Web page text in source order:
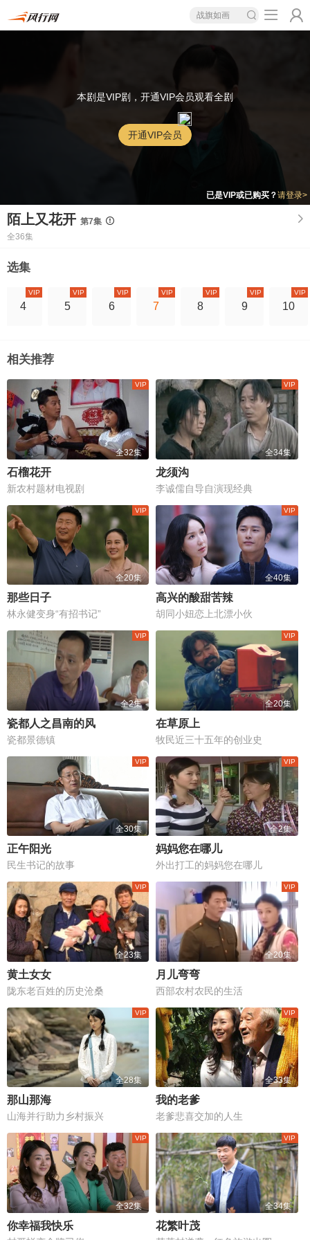
战旗如画
本剧是VIP剧，开通VIP会员观看全剧
开通VIP会员
已是VIP或已购买？请登录>
陌上又花开 第7集
全36集
选集
4
VIP
5
VIP
6
VIP
7
VIP
8
VIP
9
VIP
10
VIP
相关推荐
全32集
石榴花开
新农村题材电视剧
全34集
龙须沟
李诚儒自导自演现经典
全20集
那些日子
林永健变身“有招书记”
全40集
高兴的酸甜苦辣
胡同小妞恋上北漂小伙
全2集
瓷都人之昌南的风
瓷都景德镇
全20集
在草原上
牧民近三十五年的创业史
全30集
正午阳光
民生书记的故事
全2集
妈妈您在哪儿
外出打工的妈妈您在哪儿
全23集
黄土女女
陇东老百姓的历史沧桑
全20集
月儿弯弯
西部农村农民的生活
全28集
那山那海
山海并行助力乡村振兴
全33集
我的老爹
老爹悲喜交加的人生
全32集
你幸福我快乐
全34集
花繁叶茂